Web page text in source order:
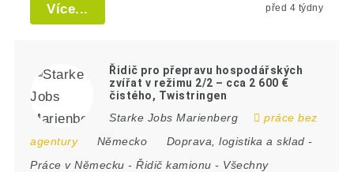
Více... před 4 týdny
Řidič pro přepravu hospodářských
zvířat v režimu 2/2 – cca 2 600 €
čistého, Twistringen
Starke Jobs Marienberg
práce bez
agentury
Německo Doprava, logistika a sklad -
Práce v Německu -Řidič kamionu - Všechny